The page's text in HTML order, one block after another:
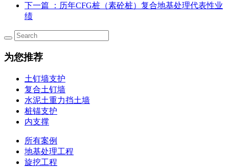
下一篇
：历年CFG桩（素砼桩）复合地基处理代表性业
绩
为您推荐
土钉墙支护
复合土钉墙
水泥土重力挡土墙
桩锚支护
内支撑
所有案例
地基处理工程
旋挖工程